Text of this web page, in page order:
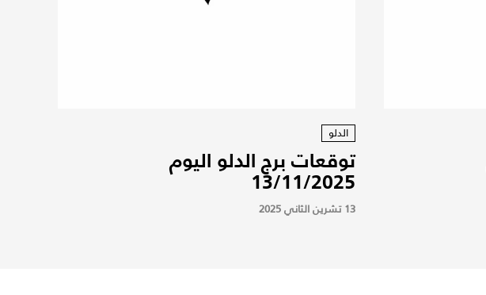
الدلو
توقعات برج الدلو اليوم
13/11/2025
13 تشرين الثاني 2025